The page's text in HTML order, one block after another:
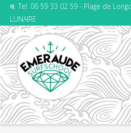
Tel: 06 59 33 02 59 - Plage de
LUNAIRE